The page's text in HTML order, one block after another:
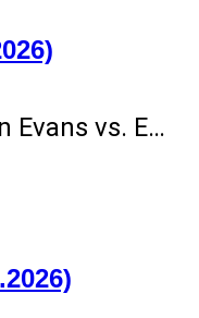
Evans vs. E…